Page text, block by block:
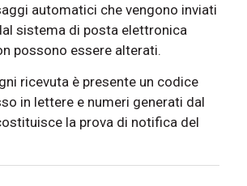
automatici che vengono inviati
sistema di posta elettronica
possono essere alterati.
ricevuta è presente un codice
in lettere e numeri generati dal
la prova di notifica del